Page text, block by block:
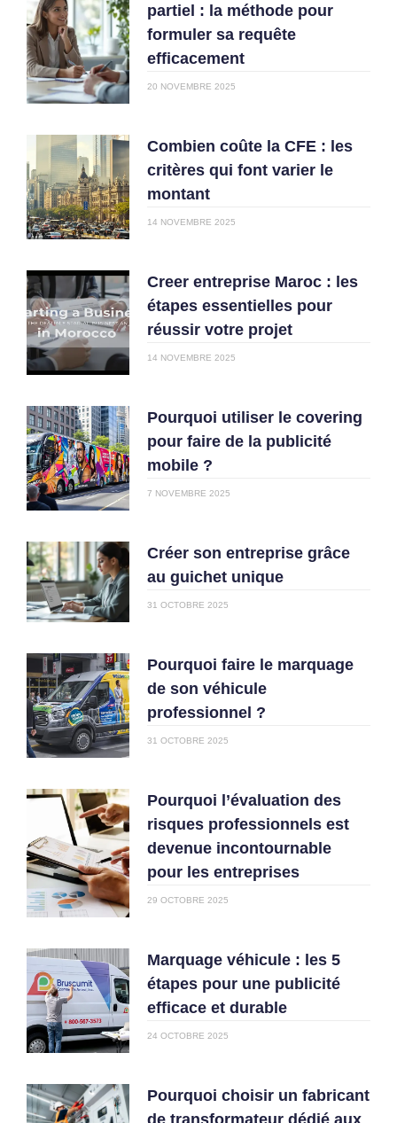
partiel : la méthode pour
formuler sa requête
efficacement
20 NOVEMBRE 2025
Combien coûte la CFE : les
critères qui font varier le
montant
14 NOVEMBRE 2025
Creer entreprise Maroc : les
étapes essentielles pour
réussir votre projet
14 NOVEMBRE 2025
Pourquoi utiliser le covering
pour faire de la publicité
mobile ?
7 NOVEMBRE 2025
Créer son entreprise grâce
au guichet unique
31 OCTOBRE 2025
Pourquoi faire le marquage
de son véhicule
professionnel ?
31 OCTOBRE 2025
Pourquoi l’évaluation des
risques professionnels est
devenue incontournable
pour les entreprises
29 OCTOBRE 2025
Marquage véhicule : les 5
étapes pour une publicité
efficace et durable
24 OCTOBRE 2025
Pourquoi choisir un fabricant
de transformateur dédié aux